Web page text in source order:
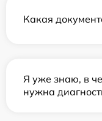
Какая
Я уже знаю, в
нужна